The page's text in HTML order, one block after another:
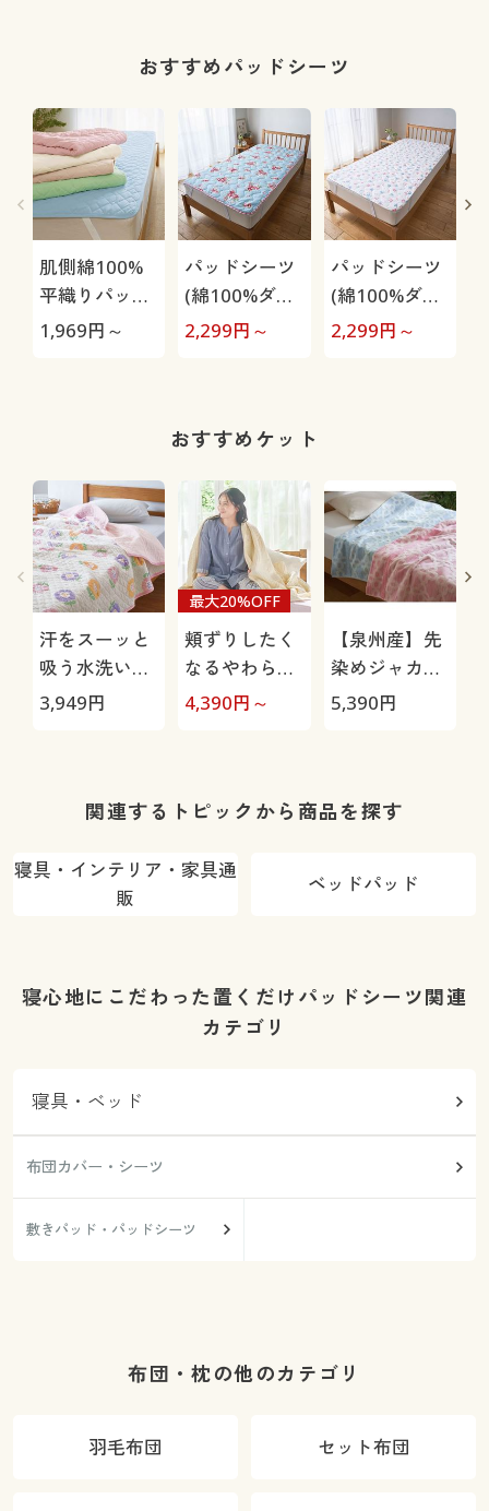
おすすめパッドシーツ
肌側綿100%
平織りパッド
シーツ
1,969円～
パッドシーツ
(綿100%ダブ
ルガーゼ・花
2,299円～
パッドシーツ
(綿100%ダブ
ルガーゼ・パ
2,299円～
おすすめケット
汗をスーッと
吸う水洗いキ
ルトケット(肌
3,949円
頬ずりしたく
なるやわらか
6重ガーゼケ
最大20%OFF
4,390円～
【泉州産】先
染めジャカー
ドタオルケッ
5,390円
関連するトピックから商品を探す
寝具・インテリア・家具通
販
ベッドパッド
寝心地にこだわった置くだけパッドシーツ関連
カテゴリ
寝具・ベッド
布団カバー・シーツ
敷きパッド・パッドシーツ
布団・枕の他のカテゴリ
羽毛布団 セット布団